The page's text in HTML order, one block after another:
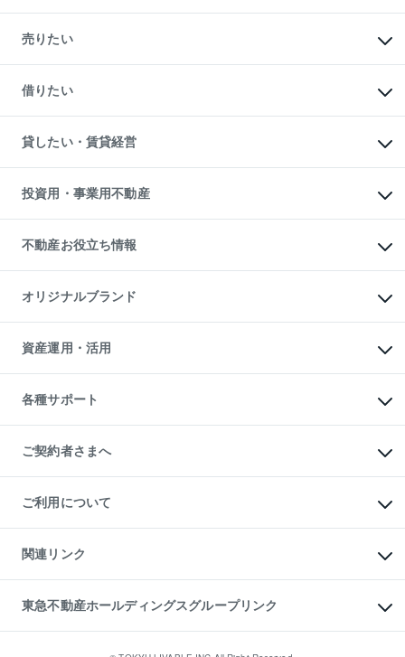
新築・分譲マンションの購入
中古マンションの購入
一戸建ての購入
中古一戸建ての購入
不動産購入の流れ
注目キーワード物件特集
購入ガイド
English 繁体中文簡体中文
売りたい
一戸建ての売却・査定
土地の売却・査定
スピードAI査定
不動産査定について
不動産売却の流れ
不動産買換えの流れ
売却ガイド
借りたい
オフィス・店舗の賃貸
借りるときの流れ
借りるガイド
貸したい・賃貸経営
マンション賃料データ
賃貸管理プラン
リロケーションについて
貸すガイド
投資用・事業用不動産
事業用不動産
マンション投資
投資用マンション
アパート経営
収益物件
ビル購入（ビル一棟）
投資用不動産の売却査定
事業用不動産の売却査定
不動産お役立ち情報
マンションライブラリー
人気マンションランキング
暮らしに役立つ不動産メディア
不動産相場・不動産価格情報
不動産コラム・ニュース
不動産用語集
不動産なんでもネット相談室
住まいの税金
オリジナルブランド
一棟リノベーションマンション
L`GENTE（ルジェンテ）
区分リノベーションマンション
投資用一棟レジデンスWELL
不動産小口投資
LEGACIA（レガシア）
資産運用・活用
不動産M&A
アセットマネジメント・出資
各種サポート
相続サポート
リフォームサポート
ご契約者さまへ
ご紹介・再契約特典
入居者様専用-各種ご案内（賃貸）
東急こすもす会「こすもすWeb」
ご利用について
金融商品取引について
東急リバブル ソーシャルメディアポリシー
ご意見・お問い合わせ（金融商品取引専用の相談・お問い合わせ窓口）
ダイレクトメール（郵送物）・Eメールなどの送付停止について
関連リンク
これからご結婚される方に東急百貨店のブライダルクラブ
人材サービスのご用命は 東急リバブルスタッフ株式会社まで
東北の逸品を贈ります 東北すぐれものセレクション
東急不動産ホールディングスグループリンク
東急コミュニティー